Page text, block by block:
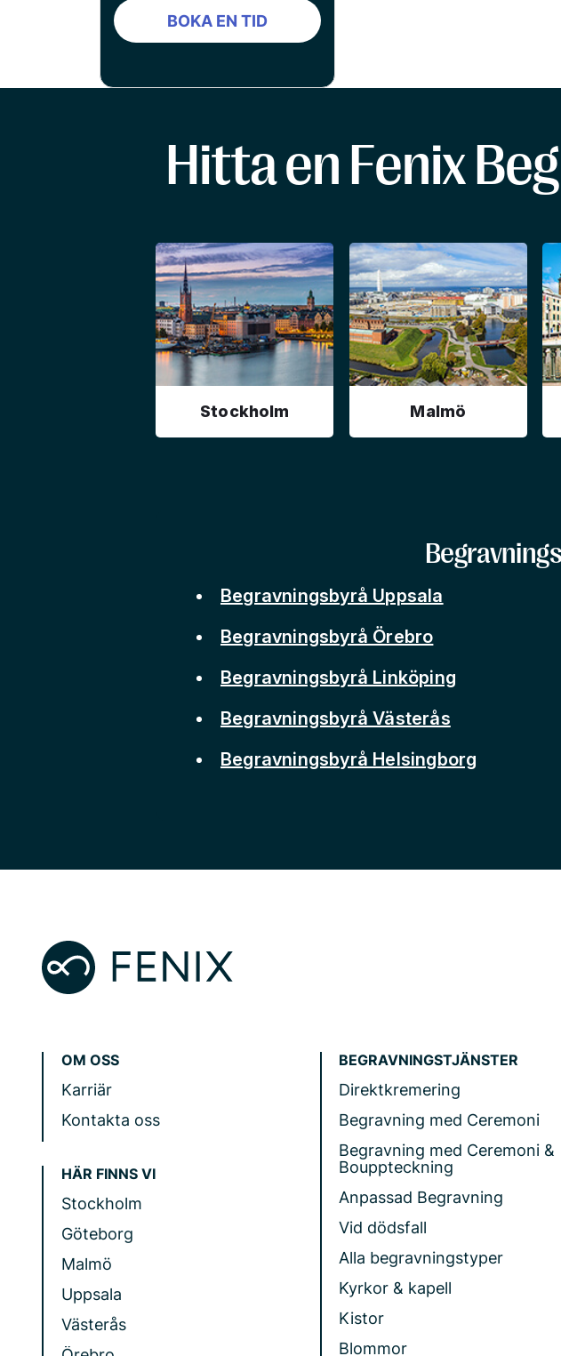
BOKA EN TID
Hitta en Fenix
Stockholm Malmö
Begravningsbyrå Uppsala
Begravningsbyrå Örebro
Begravningsbyrå Linköping
Begravningsbyrå Västerås
Begravningsbyrå Helsingborg
OM OSS
Karriär
Kontakta oss
HÄR FINNS VI
Stockholm
Göteborg
Malmö
Uppsala
Västerås
BEGRAVNINGSTJÄNSTER
Direktkremering
Begravning med Ceremoni
Begravning med Ceremoni &
Bouppteckning
Anpassad Begravning
Vid dödsfall
Alla begravningstyper
Kyrkor & kapell
Kistor
Blommor